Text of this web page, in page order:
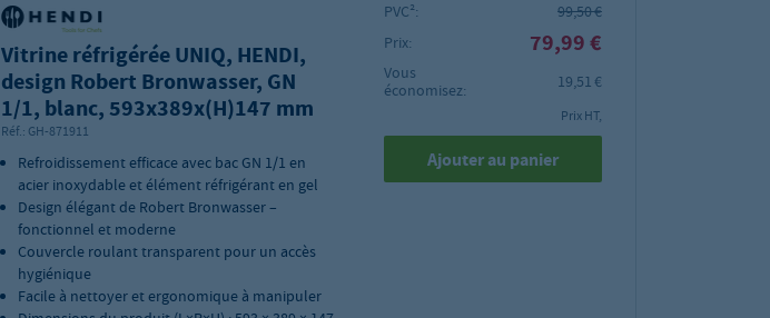
Vitrine réfrigérée UNIQ, HENDI,
design Robert Bronwasser, GN
1/1, blanc, 593x389x(H)147 mm
Réf.: GH-871911
Refroidissement efficace avec bac GN 1/1 en
acier inoxydable et élément réfrigérant en gel
Design élégant de Robert Bronwasser –
fonctionnel et moderne
Couvercle roulant transparent pour un accès
hygiénique
Facile à nettoyer et ergonomique à manipuler
PVC²:
99,50 €
Prix:
79,99 €
Vous
économisez:
19,51 €
Prix HT,
Ajouter au panier